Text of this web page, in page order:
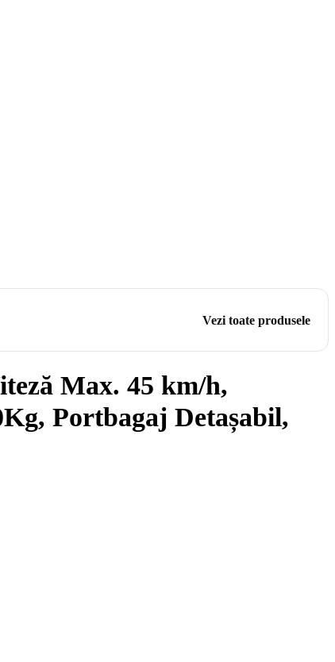
Vezi toate produsele
Max. 45 km/h,
Portbagaj Detașabil,